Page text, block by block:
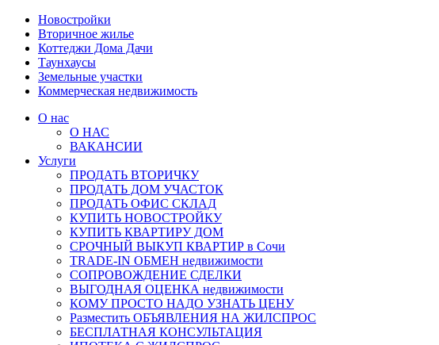
Новостройки
Вторичное жилье
Коттеджи Дома Дачи
Таунхаусы
Земельные участки
Коммерческая недвижимость
О нас
О НАС
ВАКАНСИИ
Услуги
ПРОДАТЬ ВТОРИЧКУ
ПРОДАТЬ ДОМ УЧАСТОК
ПРОДАТЬ ОФИС СКЛАД
КУПИТЬ НОВОСТРОЙКУ
КУПИТЬ КВАРТИРУ ДОМ
СРОЧНЫЙ ВЫКУП КВАРТИР в Сочи
TRADE-IN ОБМЕН недвижимости
СОПРОВОЖДЕНИЕ СДЕЛКИ
ВЫГОДНАЯ ОЦЕНКА недвижимости
КОМУ ПРОСТО НАДО УЗНАТЬ ЦЕНУ
Разместить ОБЪЯВЛЕНИЯ НА ЖИЛСПРОС
БЕСПЛАТНАЯ КОНСУЛЬТАЦИЯ